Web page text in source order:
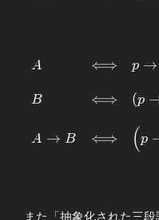
\begin{array}{lcl}
p\to (q\to r) \\ \\
(p\to q) \to ( p\to
\\ A\to
q) \to ( p\to r)
A
B
A → B
⟺
⟺
⟺
p →
(p
(p
また「抽象化された三段